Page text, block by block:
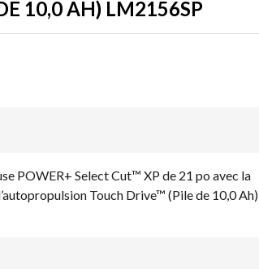
10,0 AH) LM2156SP
POWER+ Select Cut™ XP de 21 po avec la
Touch Drive™ (Pile de 10,0 Ah)